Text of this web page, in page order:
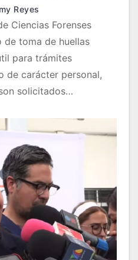
Reyes
Ciencias Forenses
de toma de huellas
para trámites
de carácter personal,
solicitados…